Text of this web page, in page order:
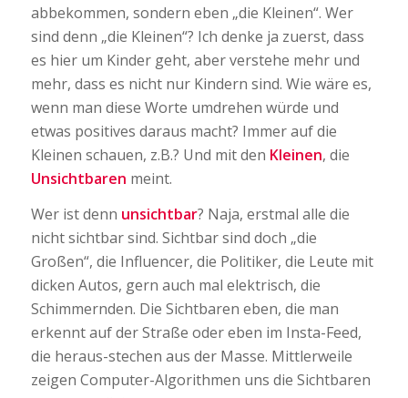
abbekommen, sondern eben „die Kleinen“. Wer
sind denn „die Kleinen“? Ich denke ja zuerst, dass
es hier um Kinder geht, aber verstehe mehr und
mehr, dass es nicht nur Kindern sind. Wie wäre es,
wenn man diese Worte umdrehen würde und
etwas positives daraus macht? Immer auf die
Kleinen schauen, z.B.? Und mit den Kleinen, die
Unsichtbaren meint.
Wer ist denn unsichtbar? Naja, erstmal alle die
nicht sichtbar sind. Sichtbar sind doch „die
Großen“, die Influencer, die Politiker, die Leute mit
dicken Autos, gern auch mal elektrisch, die
Schimmernden. Die Sichtbaren eben, die man
erkennt auf der Straße oder eben im Insta-Feed,
die heraus-stechen aus der Masse. Mittlerweile
zeigen Computer-Algorithmen uns die Sichtbaren